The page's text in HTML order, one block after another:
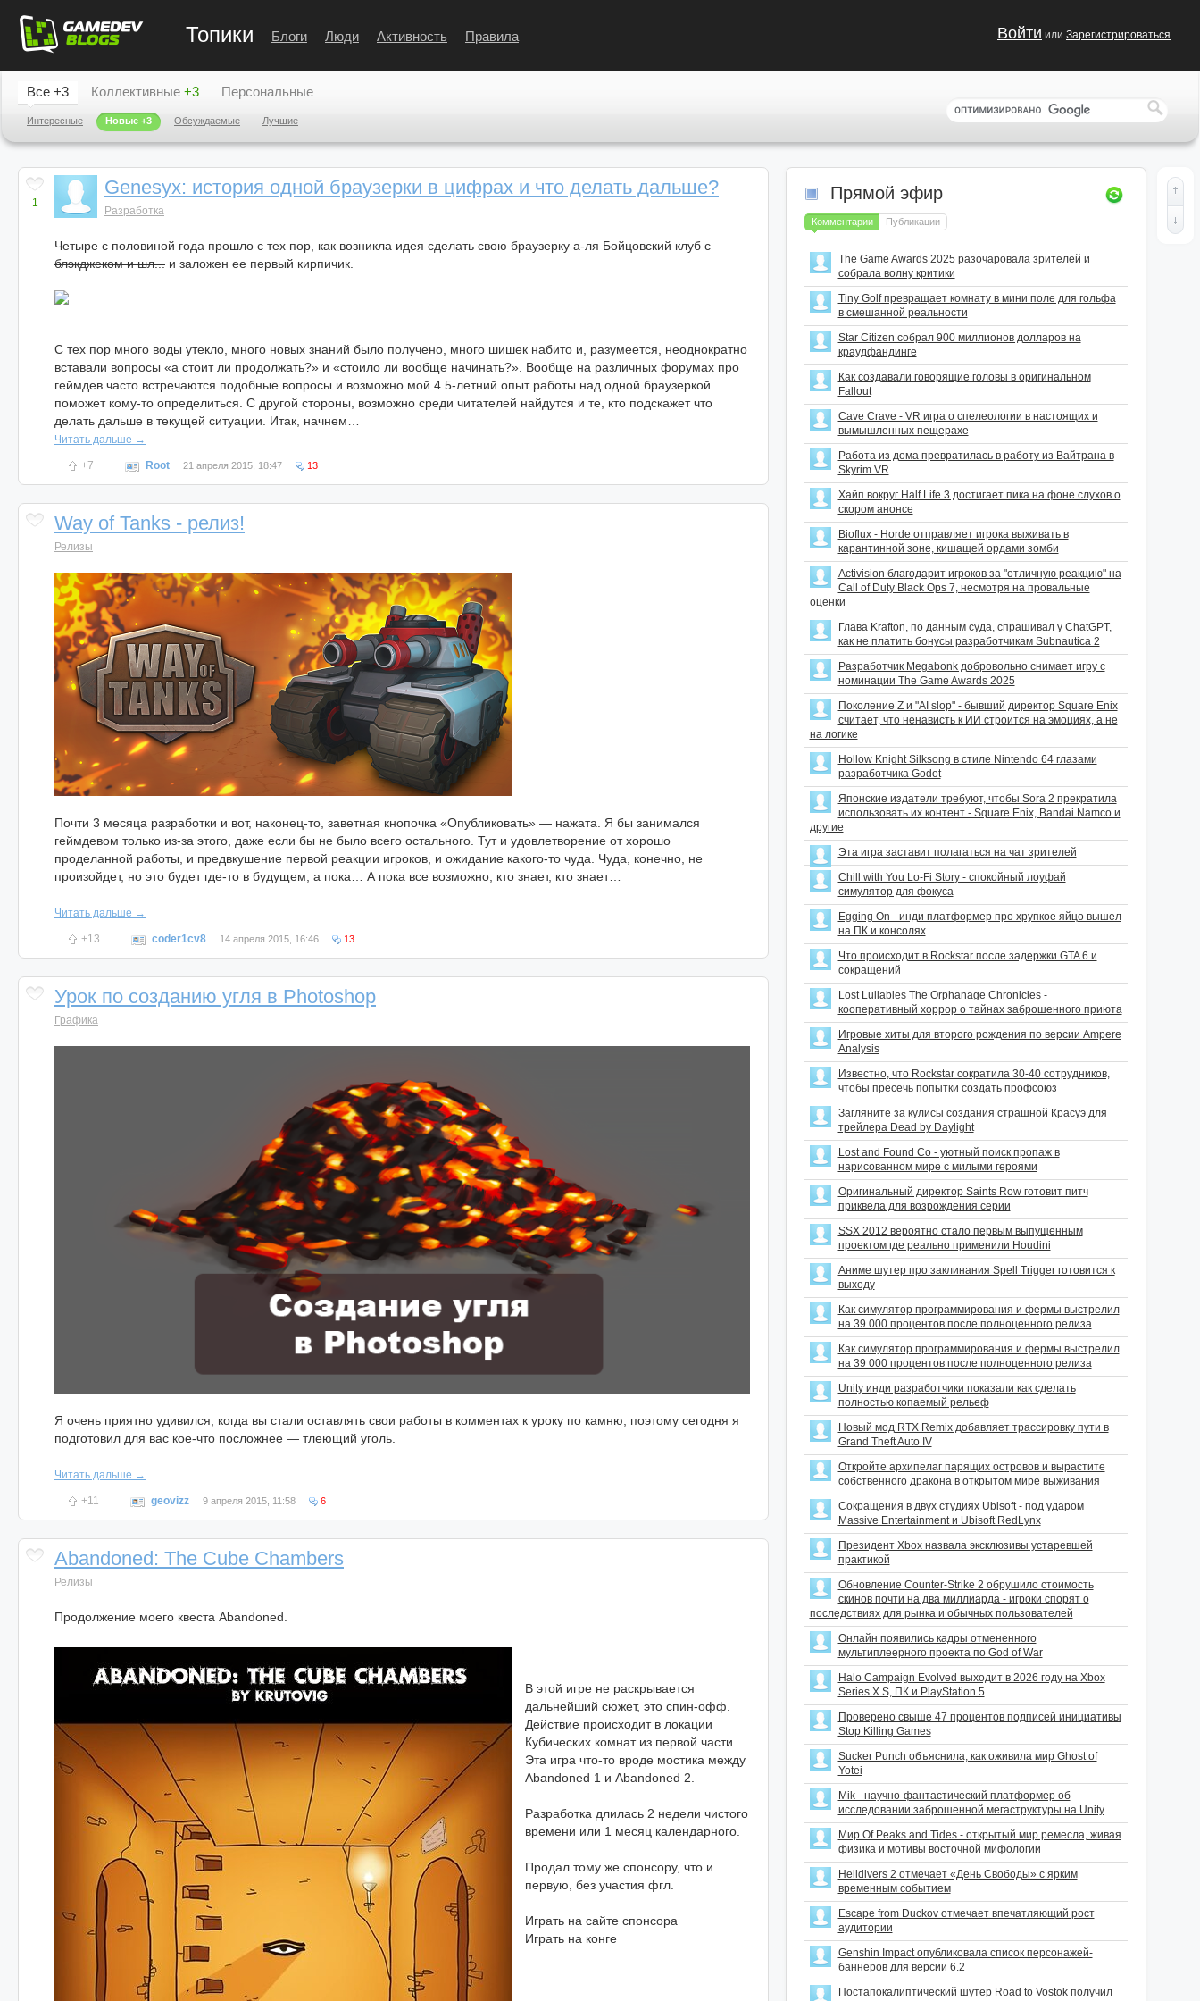
Войти или Зарегистрироваться
Топики Блоги Люди Активность Правила
Все +3
Интересные Новые +3 Обсуждаемые Лучшие
Коллективные +3 Персональные
Genesyx: история одной браузерки в цифрах и что делать дальше?
1
Разработка
Четыре с половиной года прошло с тех пор, как возникла идея сделать свою браузерку а-ля Бойцовский клуб с
блэкджеком и шл... и заложен ее первый кирпичик.
С тех пор много воды утекло, много новых знаний было получено, много шишек набито и, разумеется, неоднократно
вставали вопросы «а стоит ли продолжать?» и «стоило ли вообще начинать?». Вообще на различных форумах про
геймдев часто встречаются подобные вопросы и возможно мой 4.5-летний опыт работы над одной браузеркой
поможет кому-то определиться. С другой стороны, возможно среди читателей найдутся и те, кто подскажет что
делать дальше в текущей ситуации. Итак, начнем…
Читать дальше →
+7 Root 21 апреля 2015, 18:47 13
Way of Tanks - релиз!
Релизы
Почти 3 месяца разработки и вот, наконец-то, заветная кнопочка «Опубликовать» — нажата. Я бы занимался
геймдевом только из-за этого, даже если бы не было всего остального. Тут и удовлетворение от хорошо
проделанной работы, и предвкушение первой реакции игроков, и ожидание какого-то чуда. Чуда, конечно, не
произойдет, но это будет где-то в будущем, а пока… А пока все возможно, кто знает, кто знает…
Читать дальше →
+13 coder1cv8 14 апреля 2015, 16:46 13
Урок по созданию угля в Photoshop
Графика
Я очень приятно удивился, когда вы стали оставлять свои работы в комментах к уроку по камню, поэтому сегодня я
подготовил для вас кое-что посложнее — тлеющий уголь.
Читать дальше →
+11 geovizz 9 апреля 2015, 11:58 6
Abandoned: The Cube Chambers
Релизы
Продолжение моего квеста Abandoned.
В этой игре не раскрывается
дальнейший сюжет, это спин-офф.
Действие происходит в локации
Кубических комнат из первой части.
Эта игра что-то вроде мостика между
Abandoned 1 и Abandoned 2.
Разработка длилась 2 недели чистого
времени или 1 месяц календарного.
Продал тому же спонсору, что и
первую, без участия фгл.
Играть на сайте спонсора
Играть на конге
Прямой эфир
Комментарии Публикации
The Game Awards 2025 разочаровала зрителей и
собрала волну критики
Tiny Golf превращает комнату в мини поле для гольфа
в смешанной реальности
Star Citizen собрал 900 миллионов долларов на
краудфандинге
Как создавали говорящие головы в оригинальном
Fallout
Cave Crave - VR игра о спелеологии в настоящих и
вымышленных пещерахе
Работа из дома превратилась в работу из Вайтрана в
Skyrim VR
Хайп вокруг Half Life 3 достигает пика на фоне слухов о
скором анонсе
Bioflux - Horde отправляет игрока выживать в
карантинной зоне, кишащей ордами зомби
Activision благодарит игроков за "отличную реакцию" на
Call of Duty Black Ops 7, несмотря на провальные
оценки
Глава Krafton, по данным суда, спрашивал у ChatGPT,
как не платить бонусы разработчикам Subnautica 2
Разработчик Megabonk добровольно снимает игру с
номинации The Game Awards 2025
Поколение Z и "AI slop" - бывший директор Square Enix
считает, что ненависть к ИИ строится на эмоциях, а не
на логике
Hollow Knight Silksong в стиле Nintendo 64 глазами
разработчика Godot
Японские издатели требуют, чтобы Sora 2 прекратила
использовать их контент - Square Enix, Bandai Namco и
другие
Эта игра заставит полагаться на чат зрителей
Chill with You Lo-Fi Story - спокойный лоуфай
симулятор для фокуса
Egging On - инди платформер про хрупкое яйцо вышел
на ПК и консолях
Что происходит в Rockstar после задержки GTA 6 и
сокращений
Lost Lullabies The Orphanage Chronicles -
кооперативный хоррор о тайнах заброшенного приюта
Игровые хиты для второго рождения по версии Ampere
Analysis
Известно, что Rockstar сократила 30-40 сотрудников,
чтобы пресечь попытки создать профсоюз
Загляните за кулисы создания страшной Красуэ для
трейлера Dead by Daylight
Lost and Found Co - уютный поиск пропаж в
нарисованном мире с милыми героями
Оригинальный директор Saints Row готовит питч
приквела для возрождения серии
SSX 2012 вероятно стало первым выпущенным
проектом где реально применили Houdini
Аниме шутер про заклинания Spell Trigger готовится к
выходу
Как симулятор программирования и фермы выстрелил
на 39 000 процентов после полноценного релиза
Как симулятор программирования и фермы выстрелил
на 39 000 процентов после полноценного релиза
Unity инди разработчики показали как сделать
полностью копаемый рельеф
Новый мод RTX Remix добавляет трассировку пути в
Grand Theft Auto IV
Откройте архипелаг парящих островов и вырастите
собственного дракона в открытом мире выживания
Сокращения в двух студиях Ubisoft - под ударом
Massive Entertainment и Ubisoft RedLynx
Президент Xbox назвала эксклюзивы устаревшей
практикой
Обновление Counter-Strike 2 обрушило стоимость
скинов почти на два миллиарда - игроки спорят о
последствиях для рынка и обычных пользователей
Онлайн появились кадры отмененного
мультиплеерного проекта по God of War
Halo Campaign Evolved выходит в 2026 году на Xbox
Series X S, ПК и PlayStation 5
Проверено свыше 47 процентов подписей инициативы
Stop Killing Games
Sucker Punch объяснила, как оживила мир Ghost of
Yotei
Mik - научно-фантастический платформер об
исследовании заброшенной мегаструктуры на Unity
Мир Of Peaks and Tides - открытый мир ремесла, живая
физика и мотивы восточной мифологии
Helldivers 2 отмечает «День Свободы» с ярким
временным событием
Escape from Duckov отмечает впечатляющий рост
аудитории
Genshin Impact опубликовала список персонажей-
баннеров для версии 6.2
Постапокалиптический шутер Road to Vostok получил